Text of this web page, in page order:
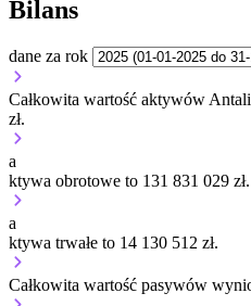
Bilans
dane za rok
Całkowita wartość aktywów
zł.
a
ktywa obrotowe to 131 831 029 zł.
a
ktywa trwałe to 14 130 512 zł.
Całkowita wartość pasywów